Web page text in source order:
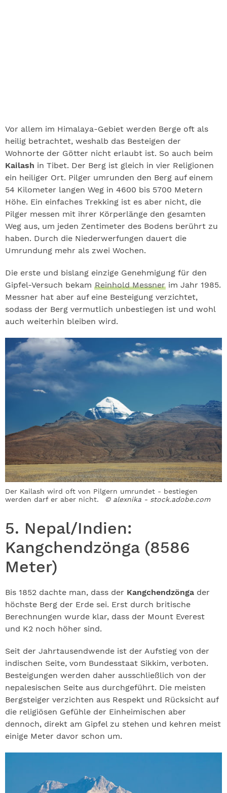
Vor allem im Himalaya-Gebiet werden Berge oft als
heilig betrachtet, weshalb das Besteigen der
Wohnorte der Götter nicht erlaubt ist. So auch beim
Kailash in Tibet. Der Berg ist gleich in vier Religionen
ein heiliger Ort. Pilger umrunden den Berg auf einem
54 Kilometer langen Weg in 4600 bis 5700 Metern
Höhe. Ein einfaches Trekking ist es aber nicht, die
Pilger messen mit ihrer Körperlänge den gesamten
Weg aus, um jeden Zentimeter des Bodens berührt zu
haben. Durch die Niederwerfungen dauert die
Umrundung mehr als zwei Wochen.
Die erste und bislang einzige Genehmigung für den
Gipfel-Versuch bekam Reinhold Messner im Jahr 1985.
Messner hat aber auf eine Besteigung verzichtet,
sodass der Berg vermutlich unbestiegen ist und wohl
auch weiterhin bleiben wird.
Der Kailash wird oft von Pilgern umrundet - bestiegen
werden darf er aber nicht.
© alexnika - stock.adobe.com
5. Nepal/Indien:
Kangchendzönga (8586
Meter)
Bis 1852 dachte man, dass der Kangchendzönga der
höchste Berg der Erde sei. Erst durch britische
Berechnungen wurde klar, dass der Mount Everest
und K2 noch höher sind.
Seit der Jahrtausendwende ist der Aufstieg von der
indischen Seite, vom Bundesstaat Sikkim, verboten.
Besteigungen werden daher ausschließlich von der
nepalesischen Seite aus durchgeführt. Die meisten
Bergsteiger verzichten aus Respekt und Rücksicht auf
die religiösen Gefühle der Einheimischen aber
dennoch, direkt am Gipfel zu stehen und kehren meist
einige Meter davor schon um.